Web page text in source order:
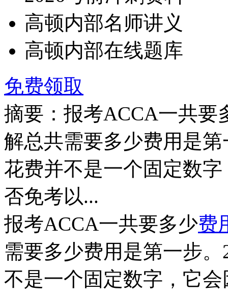
高顿内部名师讲义
高顿内部在线题库
免费领取
摘要：报考ACCA一共要
解总共需要多少费用是
花费并不是一个固定数
否免考以...
报考ACCA一共要多少费
需要多少费用是第一步
不是一个固定数字，它